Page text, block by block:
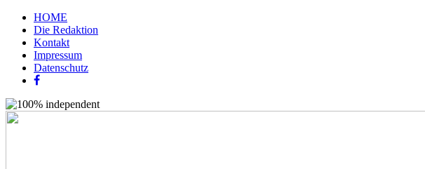
HOME
Die Redaktion
Kontakt
Impressum
Datenschutz